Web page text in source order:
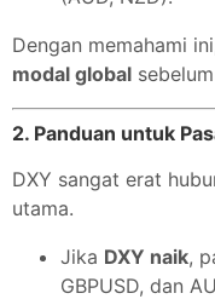
Dengan memahami
modal global
2. Panduan untuk
DXY sangat erat
utama.
Jika DXY naik,
GBPUSD, dan